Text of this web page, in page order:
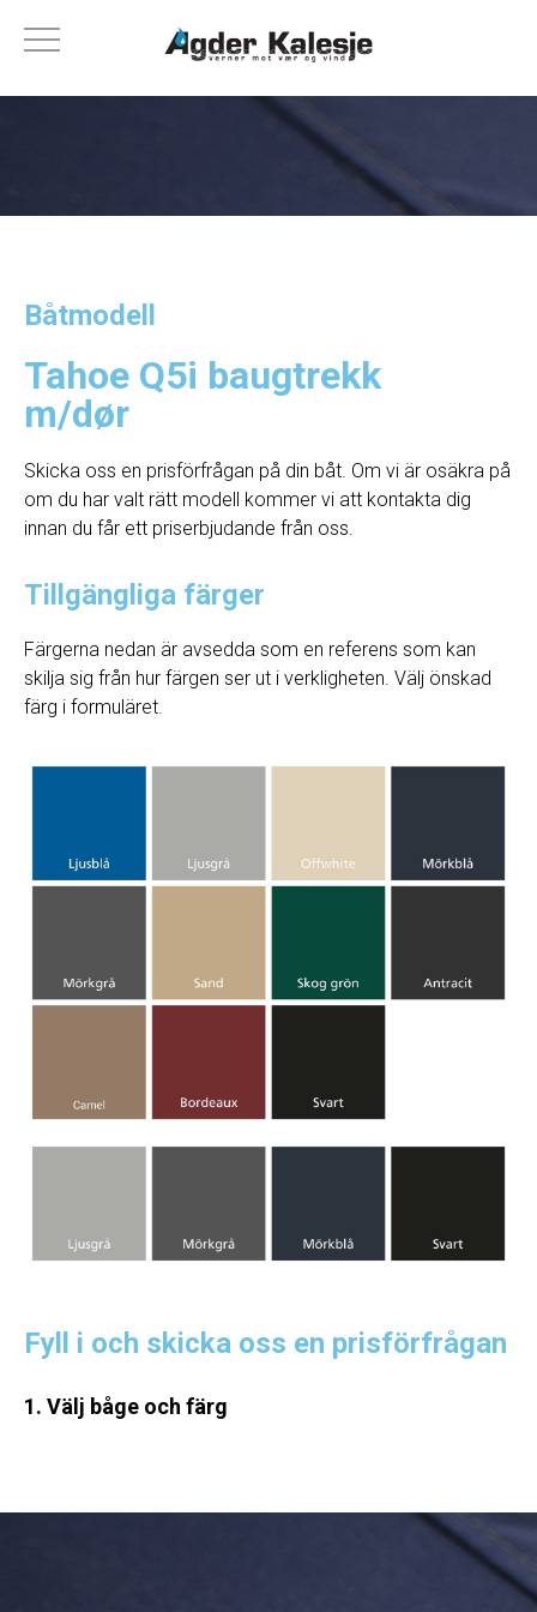
Båtmodell
Tahoe Q5i baugtrekk
m/dør
Skicka oss en prisförfrågan på din båt. Om vi ​​är osäkra på
om du har valt rätt modell kommer vi att kontakta dig
innan du får ett priserbjudande från oss.
Tillgängliga färger
Färgerna nedan är avsedda som en referens som kan
skilja sig från hur färgen ser ut i verkligheten. Välj önskad
färg i formuläret.
Fyll i och skicka oss en prisförfrågan
1. Välj båge och färg